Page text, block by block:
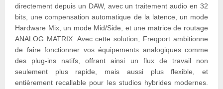
directement depuis un DAW, avec un traitement audio en 32
bits, une compensation automatique de la latence, un mode
Hardware Mix, un mode Mid/Side, et une matrice de routage
ANALOG MATRIX. Avec cette solution, Freqport ambitionne
de faire fonctionner vos équipements analogiques comme
des plug-ins natifs, offrant ainsi un flux de travail non
seulement plus rapide, mais aussi plus flexible, et
entièrement recallable pour les studios hybrides modernes.